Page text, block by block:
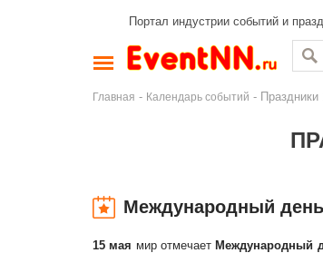
Портал индустрии событий и
Главная - Календарь событий -
Международный
15 мая мир отмечает Международный